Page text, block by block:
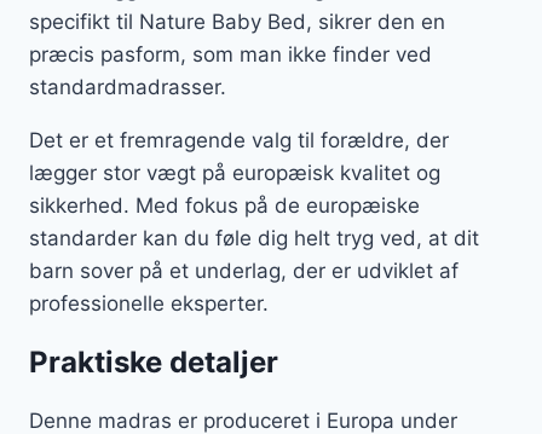
specifikt til Nature Baby Bed, sikrer den en
præcis pasform, som man ikke finder ved
standardmadrasser.
Det er et fremragende valg til forældre, der
lægger stor vægt på europæisk kvalitet og
sikkerhed. Med fokus på de europæiske
standarder kan du føle dig helt tryg ved, at dit
barn sover på et underlag, der er udviklet af
professionelle eksperter.
Praktiske detaljer
Denne madras er produceret i Europa under